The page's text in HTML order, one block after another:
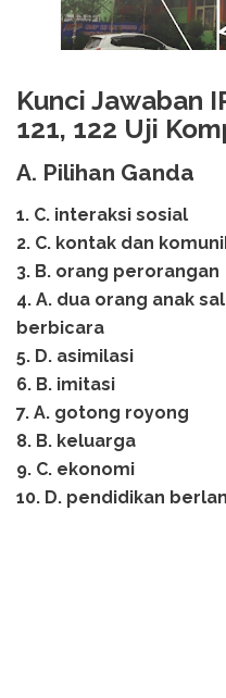
Kunci Jawaban
121, 122 Uji
A. Pilihan Ganda
1. C. interaksi sosial
2. C. kontak dan
3. B. orang perorangan
4. A. dua orang anak
berbicara
5. D. asimilasi
6. B. imitasi
7. A. gotong royong
8. B. keluarga
9. C. ekonomi
10. D. pendidikan